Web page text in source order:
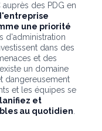
auprès des PDG en
une priorité
d'administration
dans des
et des
un domaine
dangereusement
et les équipes se
et
au quotidien